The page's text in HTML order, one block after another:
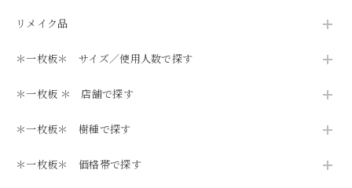
リメイク品
＊一枚板＊ サイズ／使用人数で探す
＊一枚板 ＊ 店舗で探す
＊一枚板＊ 樹種で探す
＊一枚板＊ 価格帯で探す